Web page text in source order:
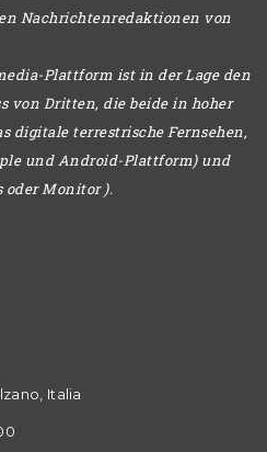
Nachrichtenredaktionen von
Plattform ist in der Lage den
von Dritten, die beide in hoher
digitale terrestrische Fernsehen,
und Android-Plattform) und
oder Monitor ).
Italia